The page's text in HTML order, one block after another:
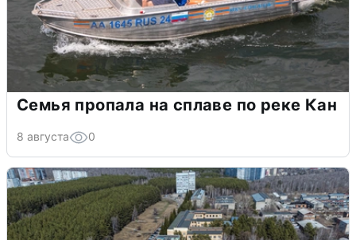
Семья пропала на сплаве по реке Кан
8 августа 0